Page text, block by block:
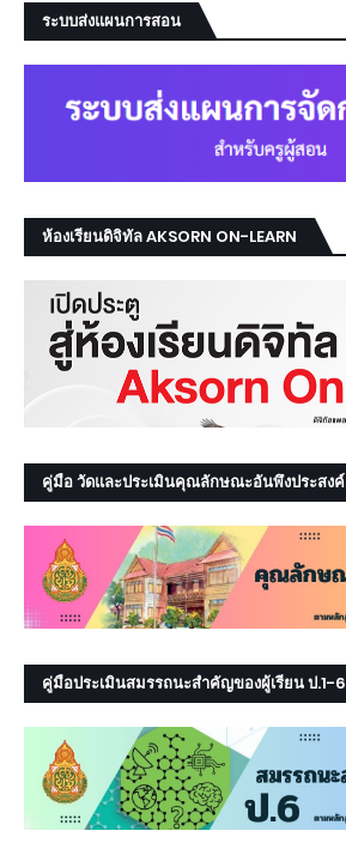
ระบบส่งแผนการสอน
ห้องเรียนดิจิทัล AKSORN ON-LEARN
คู่มือ วัดและประเมินคุณลักษณะอันพึงประสงค์
คู่มือประเมินสมรรถนะสำคัญของผู้เรียน ป.1-6